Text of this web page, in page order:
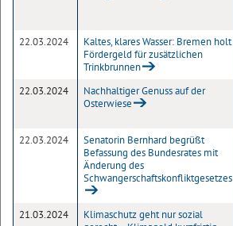
22.03.2024
Kaltes, klares Wasser: Bremen holt
Fördergeld für zusätzlichen
Trinkbrunnen
22.03.2024
Nachhaltiger Genuss auf der
Osterwiese
22.03.2024
Senatorin Bernhard begrüßt
Befassung des Bundesrates mit
Änderung des
Schwangerschaftskonfliktgesetzes
21.03.2024
Klimaschutz geht nur sozial